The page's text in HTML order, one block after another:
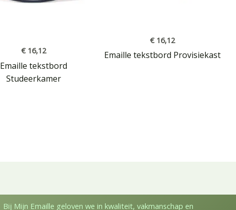
€16,12
Emaille tekstbord
Studeerkamer
€ 16,12
Emaille tekstbord Provisiekast
Bij Mijn Emaille geloven we in kwaliteit, vakmanschap en